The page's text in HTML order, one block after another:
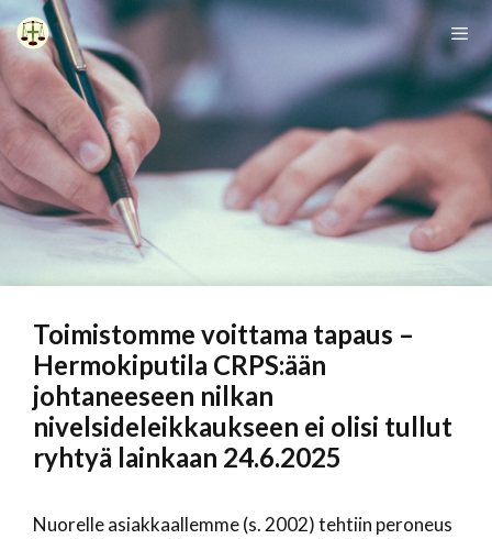
Siirry
sisältöön
Toimistomme voittama tapaus –
Hermokiputila CRPS:ään
johtaneeseen nilkan
nivelsideleikkaukseen ei olisi tullut
ryhtyä lainkaan 24.6.2025
Nuorelle asiakkaallemme (s. 2002) tehtiin peroneus